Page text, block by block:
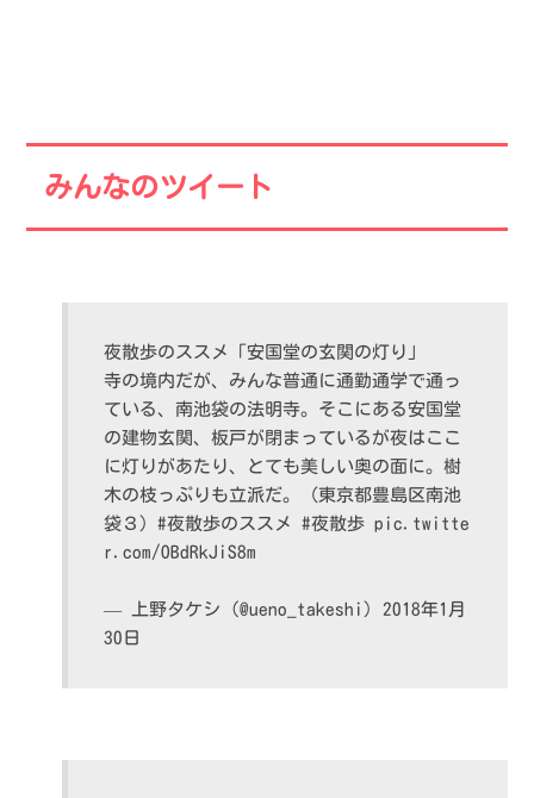
みんなのツイート
夜散歩のススメ「安国堂の玄関の灯り」
寺の境内だが、みんな普通に通勤通学で通っ
ている、南池袋の法明寺。そこにある安国堂
の建物玄関、板戸が閉まっているが夜はここ
に灯りがあたり、とても美しい奥の面に。樹
木の枝っぷりも立派だ。（東京都豊島区南池
袋３）#夜散歩のススメ #夜散歩 pic.twitte
r.com/OBdRkJiS8m
— 上野タケシ (@ueno_takeshi) 2018年1月
30日